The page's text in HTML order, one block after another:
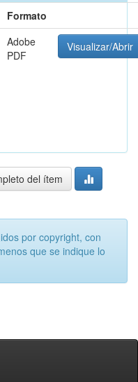
Formato
Adobe
PDF
Visualizar/Abrir
del ítem
por copyright, con
que se indique lo